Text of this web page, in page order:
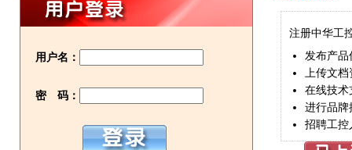
用户名：
密 码：
注册中华工
发布产品
上传文档
在线技术
进行品牌
招聘工控